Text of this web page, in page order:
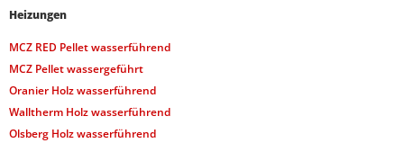
Heizungen
MCZ RED Pellet wasserführend
MCZ Pellet wassergeführt
Oranier Holz wasserführend
Walltherm Holz wasserführend
Olsberg Holz wasserführend